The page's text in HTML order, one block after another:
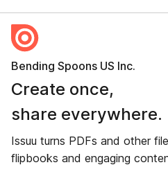
Bending Spoons US Inc.
Create once,
share everywhere.
Issuu turns PDFs and other
flipbooks and engaging